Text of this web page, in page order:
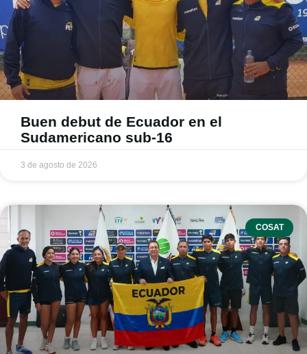
Buen debut de Ecuador en el
Sudamericano sub-16
3 de agosto de 2026
COSAT